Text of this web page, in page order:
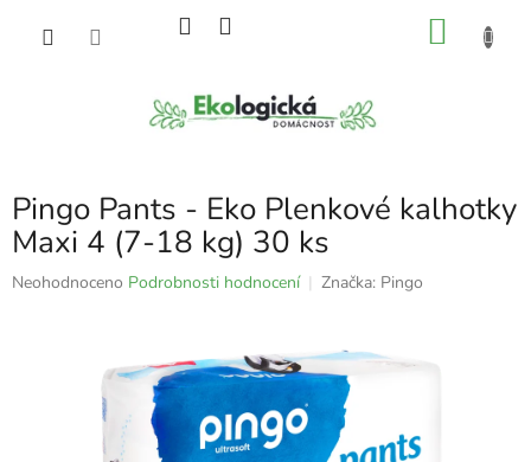
Pingo Pants - Eko Plenkové kalhotky
Maxi 4 (7-18 kg) 30 ks
Průměrné
Neohodnoceno Podrobnosti hodnocení Značka: Pingo